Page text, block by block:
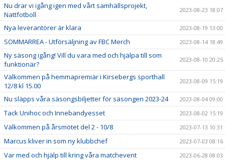
Nu drar vi igång igen med vårt samhällsprojekt,
Nattfotboll
2023-08-23 18:07
Nya leverantörer är klara 2023-08-19 13:00
SOMMARREA - Utförsäljning av FBC Merch 2023-08-14 18:49
Ny säsong igång! Vill du vara med och hjälpa till som
funktionär?
2023-08-10 20:25
Välkommen på hemmapremiär i Kirsebergs sporthall
12/8 kl 15.00
2023-08-09 15:19
Nu släpps våra säsongsbiljetter för säsongen 2023-24 2023-08-04 09:00
Tack Unihoc och Innebandyesset 2023-08-02 15:19
Välkommen på årsmötet del 2 - 10/8 2023-07-13 10:31
Marcus kliver in som ny klubbchef 2023-07-03 08:16
Var med och hjälp till kring våra matchevent 2023-06-28 08:03